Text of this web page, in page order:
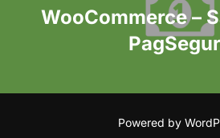
PostWooCommerce –
Powered by